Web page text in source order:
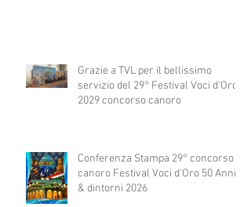
Grazie a TVL per il bellissimo
servizio del 29° Festival Voci d'Oro
2029 concorso canoro
Conferenza Stampa 29° concorso
canoro Festival Voci d'Oro 50 Anni
& dintorni 2026